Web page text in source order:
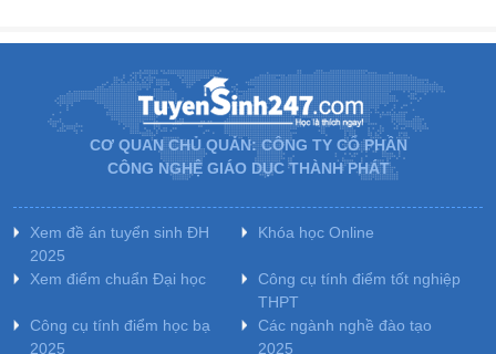
CƠ QUAN CHỦ QUẢN: CÔNG TY CỔ PHẦN
CÔNG NGHỆ GIÁO DỤC THÀNH PHÁT
Xem đề án tuyển sinh ĐH
2025
Khóa học Online
Xem điểm chuẩn Đại học
Công cụ tính điểm tốt nghiệp
THPT
Công cụ tính điểm học bạ
2025
Các ngành nghề đào tạo
2025